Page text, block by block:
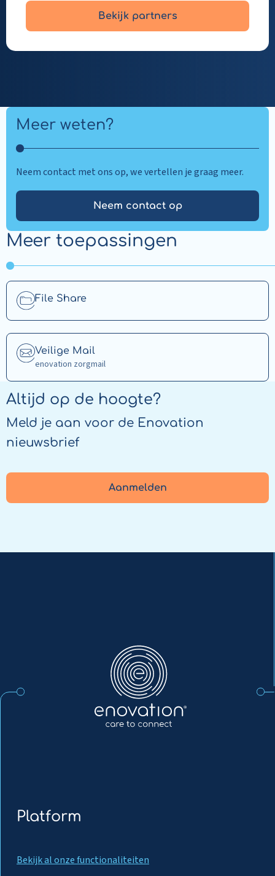
Bekijk partners
Meer weten?
Neem contact met ons op, we vertellen je graag meer.
Neem contact op
Meer toepassingen
File Share
Read
Share
Veilige Mail
enovation zorgmail
Read
more
about
Veilige
Altijd op de hoogte?
Meld je aan voor de Enovation
nieuwsbrief
Aanmelden
Platform
Bekijk al onze functionaliteiten